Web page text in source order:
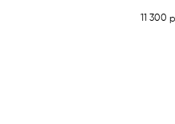
11 300